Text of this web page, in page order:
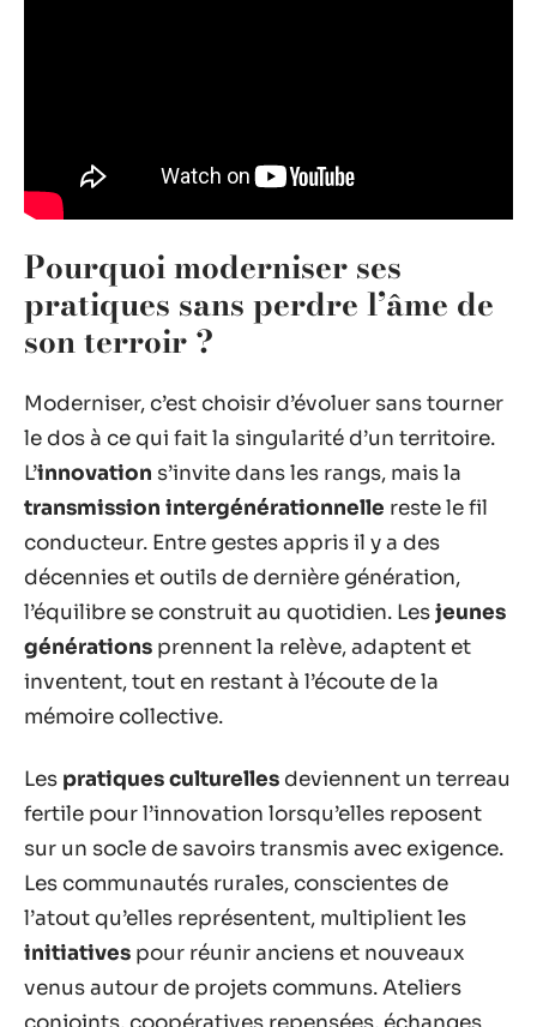
Pourquoi moderniser ses
pratiques sans perdre l’âme de
son terroir ?
Moderniser, c’est choisir d’évoluer sans tourner
le dos à ce qui fait la singularité d’un territoire.
L’innovation s’invite dans les rangs, mais la
transmission intergénérationnelle reste le fil
conducteur. Entre gestes appris il y a des
décennies et outils de dernière génération,
l’équilibre se construit au quotidien. Lesjeunes
générations prennent la relève, adaptent et
inventent, tout en restant à l’écoute de la
mémoire collective.
Les pratiques culturelles deviennent un terreau
fertile pour l’innovation lorsqu’elles reposent
sur un socle de savoirs transmis avec exigence.
Les communautés rurales, conscientes de
l’atout qu’elles représentent, multiplient les
initiatives pour réunir anciens et nouveaux
venus autour de projets communs. Ateliers